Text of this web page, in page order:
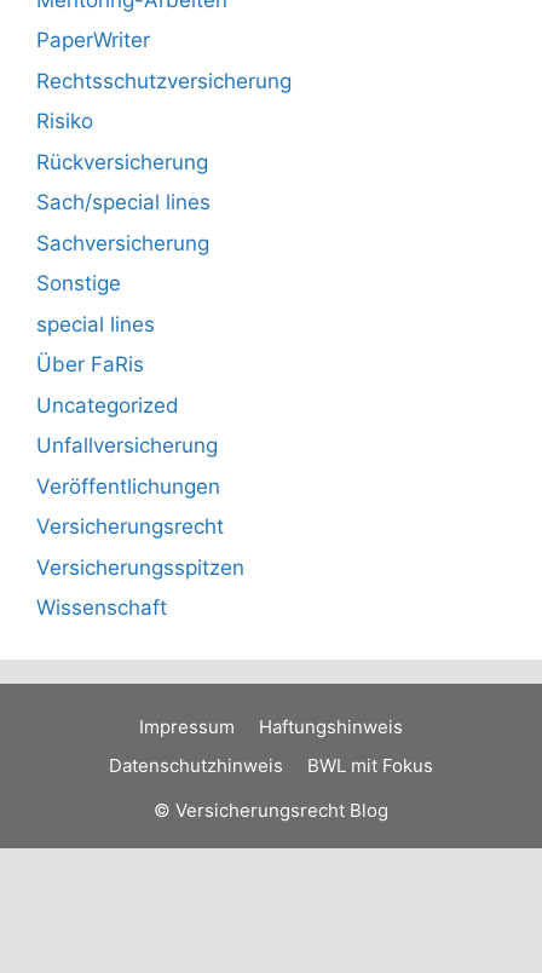
PaperWriter
Rechtsschutzversicherung
Risiko
Rückversicherung
Sach/special lines
Sachversicherung
Sonstige
special lines
Über FaRis
Uncategorized
Unfallversicherung
Veröffentlichungen
Versicherungsrecht
Versicherungsspitzen
Wissenschaft
Impressum
Haftungshinweis
Datenschutzhinweis
BWL mit Fokus
© Versicherungsrecht Blog